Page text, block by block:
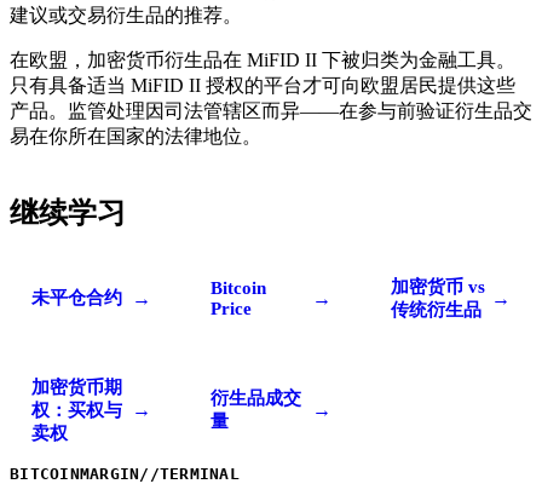
建议或交易衍生品的推荐。
在欧盟，加密货币衍生品在 MiFID II 下被归类为金融工具。
只有具备适当 MiFID II 授权的平台才可向欧盟居民提供这些
产品。监管处理因司法管辖区而异——在参与前验证衍生品交
易在你所在国家的法律地位。
继续学习
未平仓合约 →
Bitcoin
Price
→
加密货币 vs
传统衍生品
→
加密货币期
权：买权与
卖权
→
衍生品成交
量
→
BITCOINMARGIN //TERMINAL